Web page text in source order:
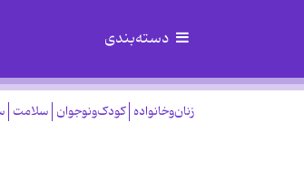
دسته‌بندی
زنان‌وخانواده کودک‌ونوجوان سلامت